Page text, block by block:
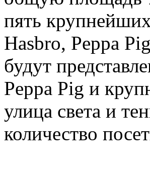
пять
Hasbro, Peppa
будут
Peppa Pig и
улица света и
количество